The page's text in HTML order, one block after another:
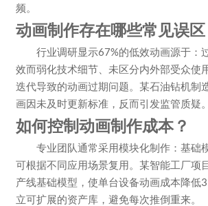
频。
动画制作存在哪些常见误区
行业调研显示67%的低效动画源于：
效而弱化技术细节、未区分内外部受众使
迭代导致的动画过期问题。某石油钻机制
画因未及时更新标准，反而引发监管质疑。
如何控制动画制作成本？
专业团队通常采用模块化制作：基础
可根据不同应用场景复用。某智能工厂项
产线基础模型，使单台设备动画成本降低
立可扩展的资产库，避免每次推倒重来。